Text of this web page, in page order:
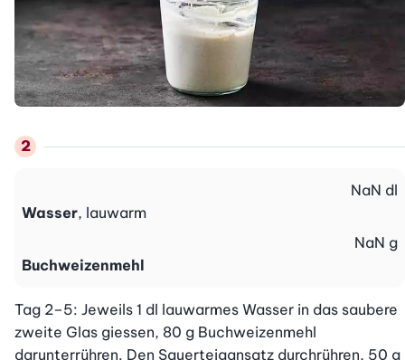
Wasser, lauwarm
NaN dl
Buchweizenmehl
NaN g
Tag 2–5: Jeweils 1 dl lauwarmes Wasser in das saubere
zweite Glas giessen, 80 g Buchweizenmehl
darunterrühren. Den Sauerteigansatz durchrühren, 50 g